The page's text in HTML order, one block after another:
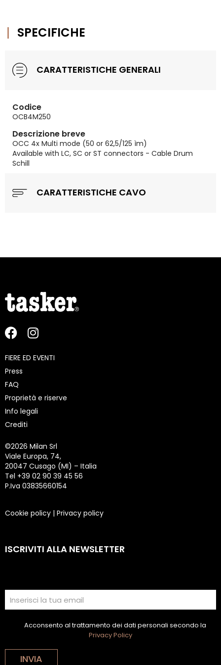
SPECIFICHE
CARATTERISTICHE GENERALI
Codice
OCB4M250
Descrizione breve
OCC 4x Multi mode (50 or 62,5/125 ìm)
Available with LC, SC or ST connectors - Cable Drum
Schill
CARATTERISTICHE CAVO
FIERE ED EVENTI
Press
FAQ
Proprietà e riserve
Info legali
Crediti
©2026 Milan Srl
Viale Europa, 74,
20047 Cusago (MI) – Italia
Tel +39 02 90 39 45 56
P.Iva 03835660154
Cookie policy | Privacy policy
ISCRIVITI ALLA NEWSLETTER
Acconsento al trattamento dei dati personali secondo la
Privacy Policy
INVIA